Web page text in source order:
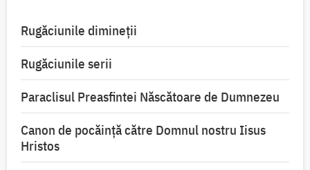
Rugăciunile dimineții
Rugăciunile serii
Paraclisul Preasfintei Născătoare de Dumnezeu
Canon de pocăință către Domnul nostru Iisus
Hristos